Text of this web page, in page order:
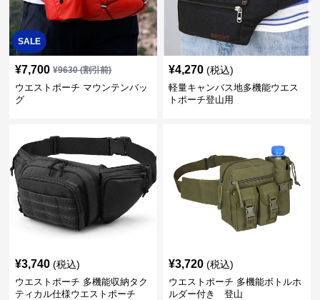
SALE
¥7,700 ¥9630(割引前)
ウエストポーチ マウンテンバッ
グ
¥4,270 (税込)
軽量キャンバス地多機能ウエス
トポーチ登山用
¥3,740 (税込)
ウエストポーチ 多機能収納タク
ティカル仕様ウエストポーチ
¥3,720 (税込)
ウエストポーチ 多機能ボトルホ
ルダー付き 登山